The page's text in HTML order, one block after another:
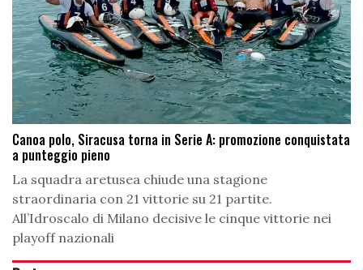
Canoa polo, Siracusa torna in Serie A: promozione conquistata
a punteggio pieno
La squadra aretusea chiude una stagione
straordinaria con 21 vittorie su 21 partite.
All’Idroscalo di Milano decisive le cinque vittorie nei
playoff nazionali